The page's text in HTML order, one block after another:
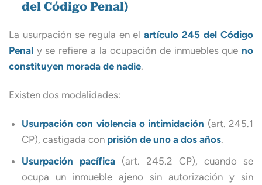
del Código Penal)
La usurpación se regula en elartículo 245 del Código
Penal y se refiere a la ocupación de inmuebles que no
constituyen morada de nadie.
Existen dos modalidades:
Usurpación con violencia o intimidación (art. 245.1
CP), castigada con prisión de uno a dos años.
Usurpación pacífica (art. 245.2 CP), cuando se
ocupa un inmueble ajeno sin autorización y sin